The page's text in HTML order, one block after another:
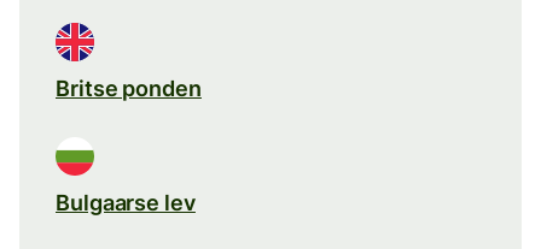
Britse ponden
Bulgaarse lev